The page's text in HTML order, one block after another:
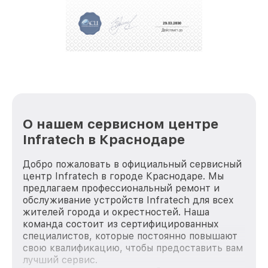
положительные отзывы и обрели отличную
репутацию. Мы постоянно совершенствуемся и
О нашем сервисном центре
Infratech в Краснодаре
Добро пожаловать в официальный сервисный
центр Infratech в городе Краснодаре. Мы
предлагаем профессиональный ремонт и
обслуживание устройств Infratech для всех
жителей города и окрестностей. Наша
команда состоит из сертифицированных
специалистов, которые постоянно повышают
свою квалификацию, чтобы предоставить вам
лучший сервис.